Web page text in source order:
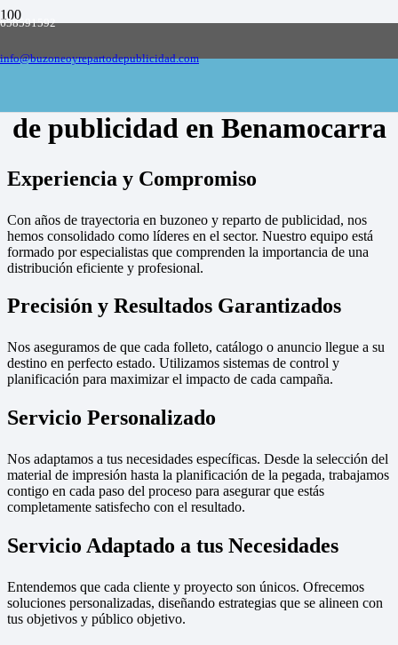
658591592
info@buzoneoyrepartodepublicidad.com
Empresa de buzoneo y reparto de publicidad
de publicidad en Benamocarra
Experiencia y Compromiso
Con años de trayectoria en buzoneo y reparto de publicidad, nos
hemos consolidado como líderes en el sector. Nuestro equipo está
formado por especialistas que comprenden la importancia de una
distribución eficiente y profesional.
Precisión y Resultados Garantizados
Nos aseguramos de que cada folleto, catálogo o anuncio llegue a su
destino en perfecto estado. Utilizamos sistemas de control y
planificación para maximizar el impacto de cada campaña.
Servicio Personalizado
Nos adaptamos a tus necesidades específicas. Desde la selección del
material de impresión hasta la planificación de la pegada, trabajamos
contigo en cada paso del proceso para asegurar que estás
completamente satisfecho con el resultado.
Servicio Adaptado a tus Necesidades
Entendemos que cada cliente y proyecto son únicos. Ofrecemos
soluciones personalizadas, diseñando estrategias que se alineen con
tus objetivos y público objetivo.